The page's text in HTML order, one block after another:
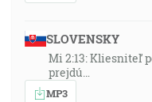
SLOVENSKY
Mi 2:13: Kliesniteľ
prejdú…
MP3